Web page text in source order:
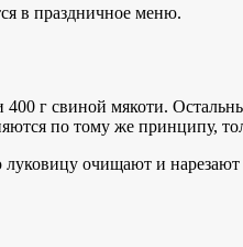
в праздничное меню.
г свиной мякоти.
по тому же принципу,
очищают и